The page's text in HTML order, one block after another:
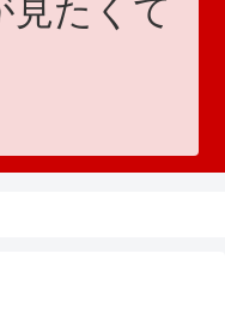
見たくて